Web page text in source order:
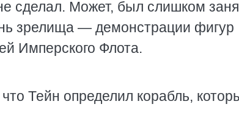
сделал. Может, был слишком
зрелища — демонстрации фигур
Имперского Флота.
Тейн определил корабль,